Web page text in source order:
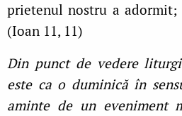
prietenul nostru a adormit;
(Ioan 11, 11)
Din punct de vedere
este ca o duminică în
aminte de un eveniment